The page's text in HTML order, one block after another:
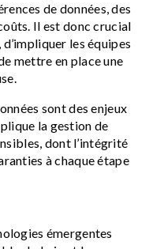
de données, des
Il est donc crucial
les équipes
mettre en place une
sont des enjeux
la gestion de
dont l’intégrité
à chaque étape
émergentes